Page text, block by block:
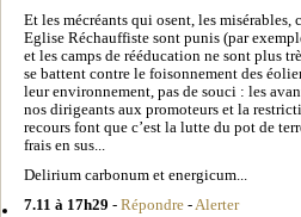
Et les mécréants qui osent, les misérables,
Eglise Réchauffiste sont punis (par
et les camps de rééducation ne sont plus
se battent contre le foisonnement des
leur environnement, pas de souci : les
nos dirigeants aux promoteurs et la
recours font que c’est la lutte du pot de
frais en sus...
Delirium carbonum et energicum...
7.11 à 17h29 - Répondre - Alerter